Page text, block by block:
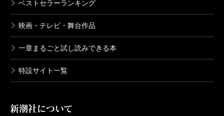
ベストセラーランキング
映画・テレビ・舞台作品
一章まるごと試し読みできる本
特設サイト一覧
新潮社について